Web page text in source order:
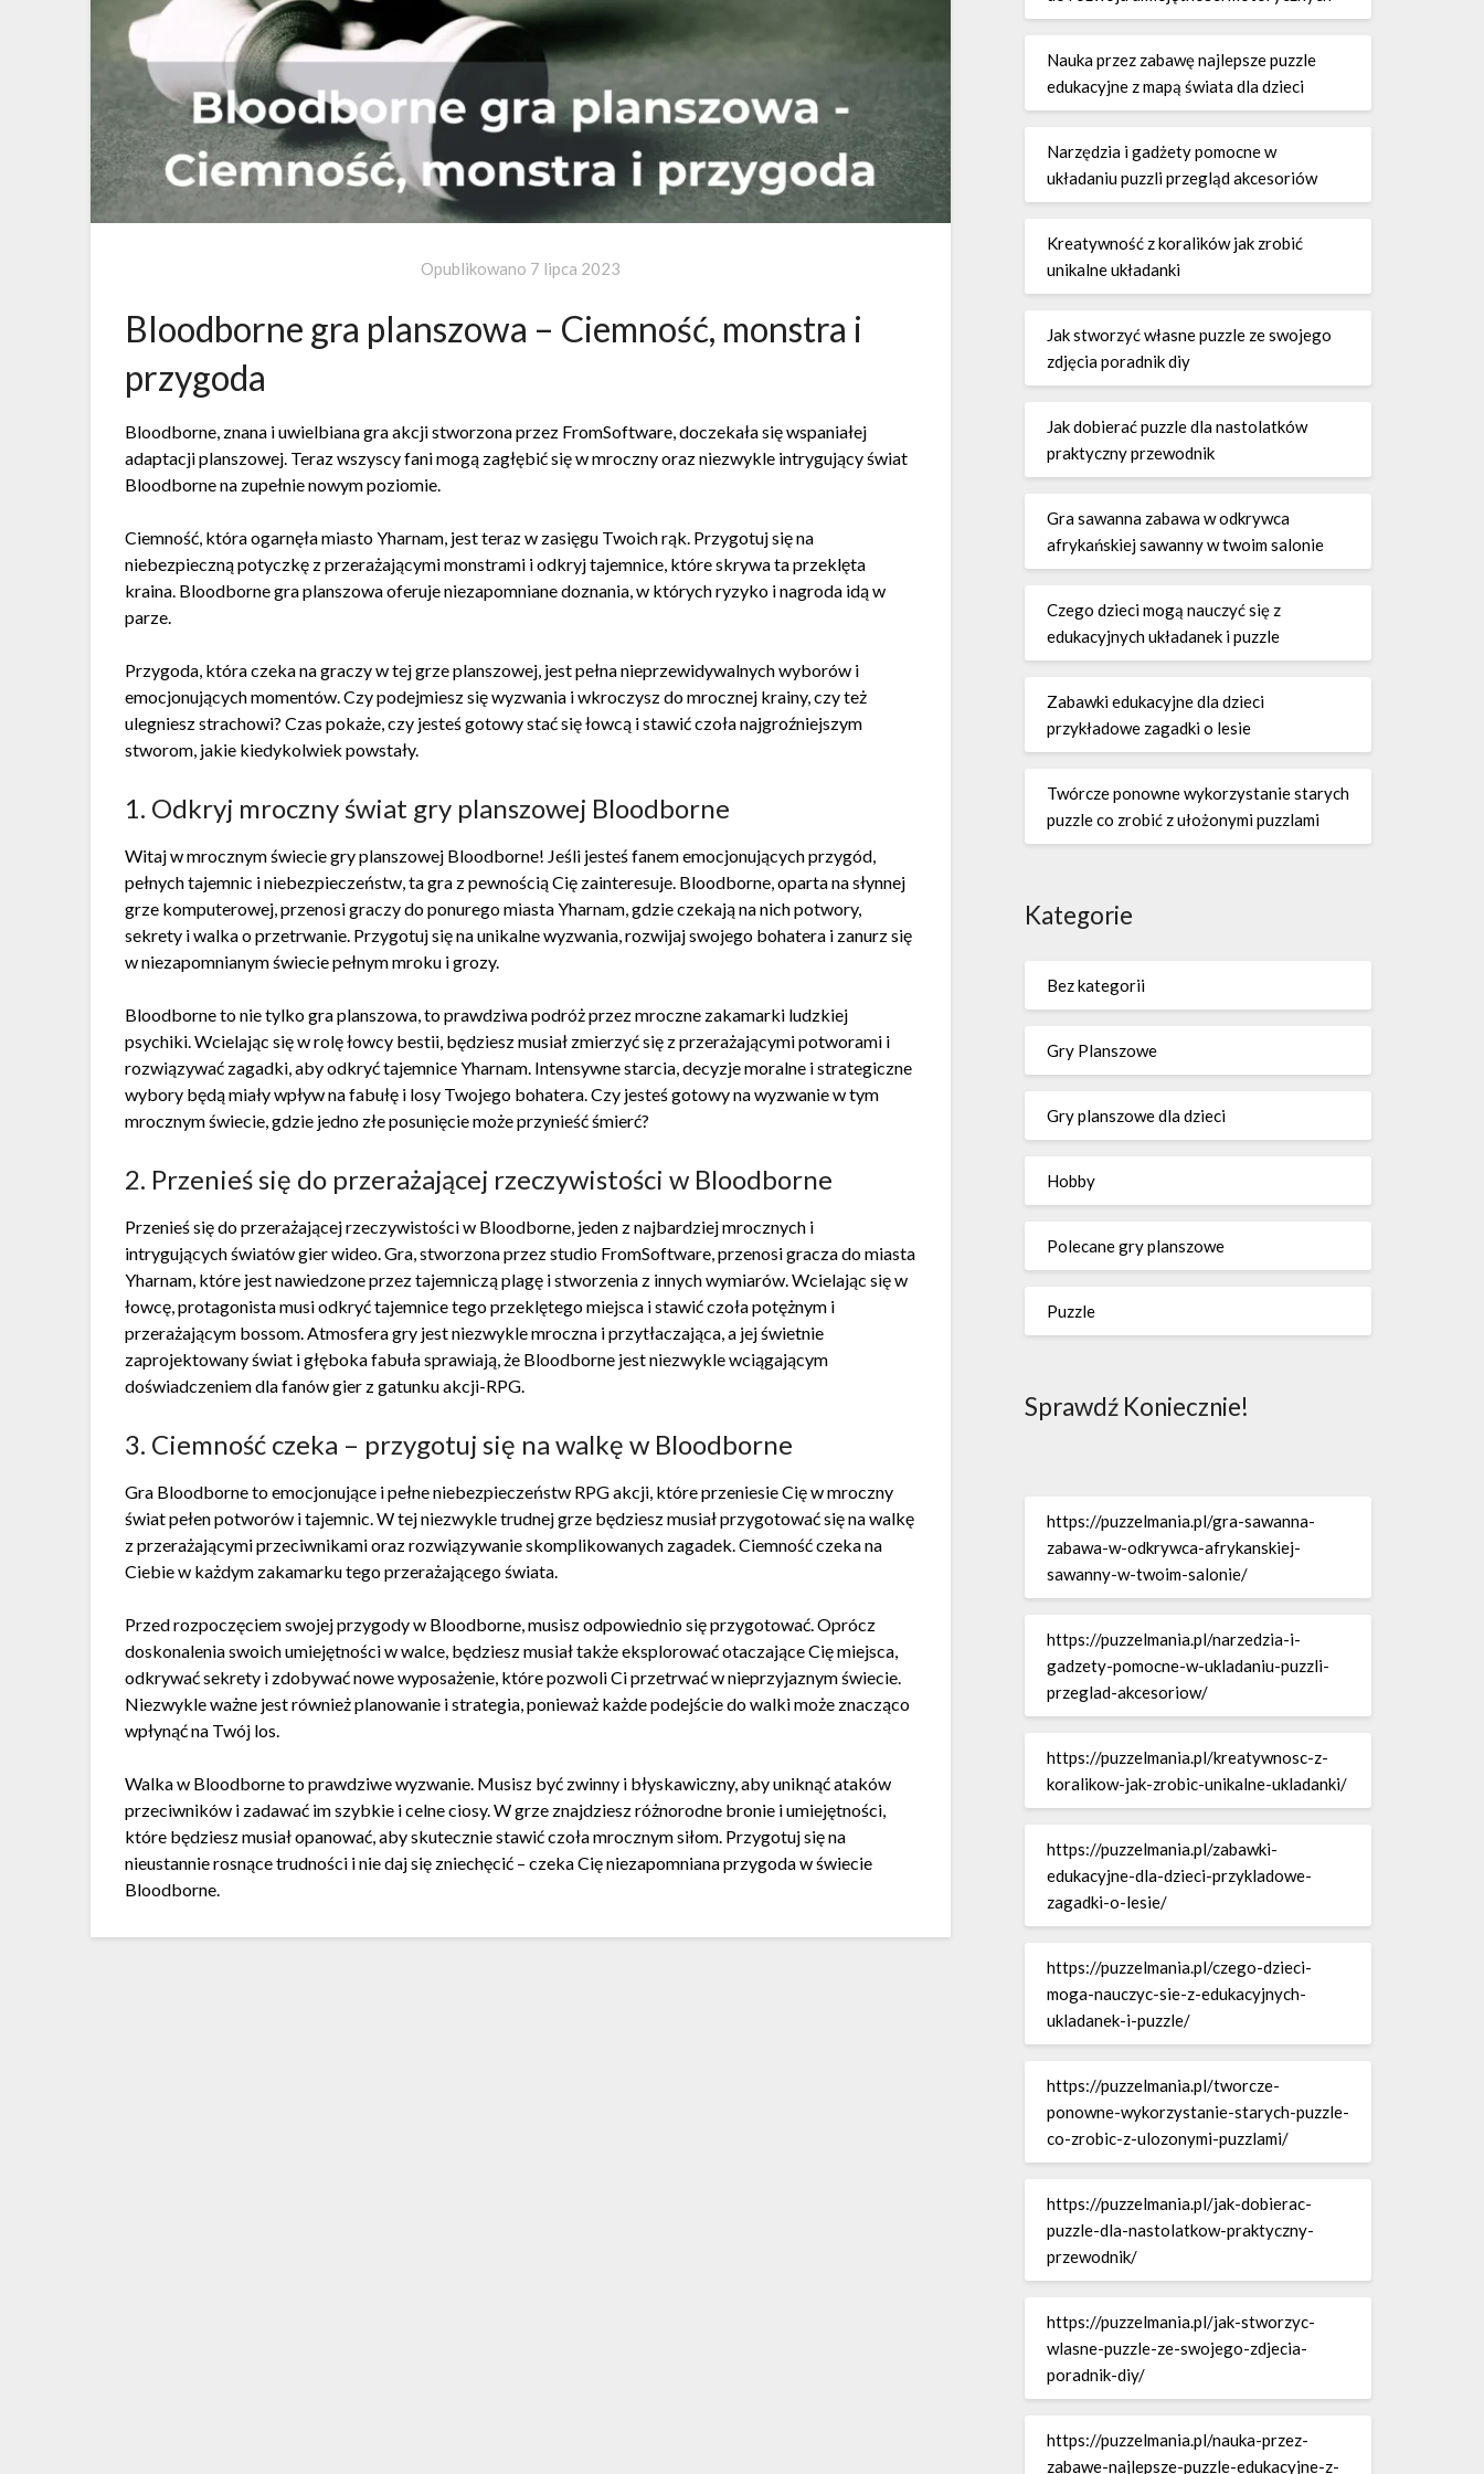
Opublikowano 7 lipca 2023
Bloodborne gra planszowa – Ciemność, monstra i
przygoda
Bloodborne, znana i uwielbiana gra akcji stworzona przez FromSoftware, doczekała się wspaniałej
adaptacji planszowej. Teraz wszyscy fani mogą zagłębić się w mroczny oraz niezwykle intrygujący świat
Bloodborne na zupełnie nowym poziomie.
Ciemność, która ogarnęła miasto Yharnam, jest teraz w zasięgu Twoich rąk. Przygotuj się na
niebezpieczną potyczkę z przerażającymi monstrami i odkryj tajemnice, które skrywa ta przeklęta
kraina. Bloodborne gra planszowa oferuje niezapomniane doznania, w których ryzyko i nagroda idą w
parze.
Przygoda, która czeka na graczy w tej grze planszowej, jest pełna nieprzewidywalnych wyborów i
emocjonujących momentów. Czy podejmiesz się wyzwania i wkroczysz do mrocznej krainy, czy też
ulegniesz strachowi? Czas pokaże, czy jesteś gotowy stać się łowcą i stawić czoła najgroźniejszym
stworom, jakie kiedykolwiek powstały.
1. Odkryj mroczny świat gry planszowej Bloodborne
Witaj w mrocznym świecie gry planszowej Bloodborne! Jeśli jesteś fanem emocjonujących przygód,
pełnych tajemnic i niebezpieczeństw, ta gra z pewnością Cię zainteresuje. Bloodborne, oparta na słynnej
grze komputerowej, przenosi graczy do ponurego miasta Yharnam, gdzie czekają na nich potwory,
sekrety i walka o przetrwanie. Przygotuj się na unikalne wyzwania, rozwijaj swojego bohatera i zanurz się
w niezapomnianym świecie pełnym mroku i grozy.
Bloodborne to nie tylko gra planszowa, to prawdziwa podróż przez mroczne zakamarki ludzkiej
psychiki. Wcielając się w rolę łowcy bestii, będziesz musiał zmierzyć się z przerażającymi potworami i
rozwiązywać zagadki, aby odkryć tajemnice Yharnam. Intensywne starcia, decyzje moralne i strategiczne
wybory będą miały wpływ na fabułę i losy Twojego bohatera. Czy jesteś gotowy na wyzwanie w tym
mrocznym świecie, gdzie jedno złe posunięcie może przynieść śmierć?
2. Przenieś się do przerażającej rzeczywistości w Bloodborne
Przenieś się do przerażającej rzeczywistości w Bloodborne, jeden z najbardziej mrocznych i
intrygujących światów gier wideo. Gra, stworzona przez studio FromSoftware, przenosi gracza do miasta
Yharnam, które jest nawiedzone przez tajemniczą plagę i stworzenia z innych wymiarów. Wcielając się w
łowcę, protagonista musi odkryć tajemnice tego przeklętego miejsca i stawić czoła potężnym i
przerażającym bossom. Atmosfera gry jest niezwykle mroczna i przytłaczająca, a jej świetnie
zaprojektowany świat i głęboka fabuła sprawiają, że Bloodborne jest niezwykle wciągającym
doświadczeniem dla fanów gier z gatunku akcji-RPG.
3. Ciemność czeka – przygotuj się na walkę w Bloodborne
Gra Bloodborne to emocjonujące i pełne niebezpieczeństw RPG akcji, które przeniesie Cię w mroczny
świat pełen potworów i tajemnic. W tej niezwykle trudnej grze będziesz musiał przygotować się na walkę
z przerażającymi przeciwnikami oraz rozwiązywanie skomplikowanych zagadek. Ciemność czeka na
Ciebie w każdym zakamarku tego przerażającego świata.
Przed rozpoczęciem swojej przygody w Bloodborne, musisz odpowiednio się przygotować. Oprócz
doskonalenia swoich umiejętności w walce, będziesz musiał także eksplorować otaczające Cię miejsca,
odkrywać sekrety i zdobywać nowe wyposażenie, które pozwoli Ci przetrwać w nieprzyjaznym świecie.
Niezwykle ważne jest również planowanie i strategia, ponieważ każde podejście do walki może znacząco
wpłynąć na Twój los.
Walka w Bloodborne to prawdziwe wyzwanie. Musisz być zwinny i błyskawiczny, aby uniknąć ataków
przeciwników i zadawać im szybkie i celne ciosy. W grze znajdziesz różnorodne bronie i umiejętności,
które będziesz musiał opanować, aby skutecznie stawić czoła mrocznym siłom. Przygotuj się na
nieustannie rosnące trudności i nie daj się zniechęcić – czeka Cię niezapomniana przygoda w świecie
Bloodborne.
Nauka przez zabawę najlepsze puzzle
edukacyjne z mapą świata dla dzieci
Narzędzia i gadżety pomocne w
układaniu puzzli przegląd akcesoriów
Kreatywność z koralików jak zrobić
unikalne układanki
Jak stworzyć własne puzzle ze swojego
zdjęcia poradnik diy
Jak dobierać puzzle dla nastolatków
praktyczny przewodnik
Gra sawanna zabawa w odkrywca
afrykańskiej sawanny w twoim salonie
Czego dzieci mogą nauczyć się z
edukacyjnych układanek i puzzle
Zabawki edukacyjne dla dzieci
przykładowe zagadki o lesie
Twórcze ponowne wykorzystanie starych
puzzle co zrobić z ułożonymi puzzlami
Kategorie
Bez kategorii
Gry Planszowe
Gry planszowe dla dzieci
Hobby
Polecane gry planszowe
Puzzle
Sprawdź Koniecznie!
https://puzzelmania.pl/gra-sawanna-
zabawa-w-odkrywca-afrykanskiej-
sawanny-w-twoim-salonie/
https://puzzelmania.pl/narzedzia-i-
gadzety-pomocne-w-ukladaniu-puzzli-
przeglad-akcesoriow/
https://puzzelmania.pl/kreatywnosc-z-
koralikow-jak-zrobic-unikalne-ukladanki/
https://puzzelmania.pl/zabawki-
edukacyjne-dla-dzieci-przykladowe-
zagadki-o-lesie/
https://puzzelmania.pl/czego-dzieci-
moga-nauczyc-sie-z-edukacyjnych-
ukladanek-i-puzzle/
https://puzzelmania.pl/tworcze-
ponowne-wykorzystanie-starych-puzzle-
co-zrobic-z-ulozonymi-puzzlami/
https://puzzelmania.pl/jak-dobierac-
puzzle-dla-nastolatkow-praktyczny-
przewodnik/
https://puzzelmania.pl/jak-stworzyc-
wlasne-puzzle-ze-swojego-zdjecia-
poradnik-diy/
https://puzzelmania.pl/nauka-przez-
zabawe-najlepsze-puzzle-edukacyjne-z-